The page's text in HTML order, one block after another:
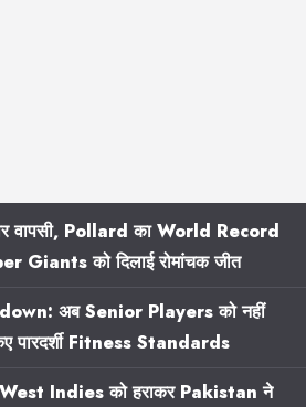
वापसी, Pollard का World Record
Giants को दिलाई रोमांचक जीत
अब Senior Players को नहीं
पारदर्शी Fitness Standards
Indies को हराकर Pakistan ने